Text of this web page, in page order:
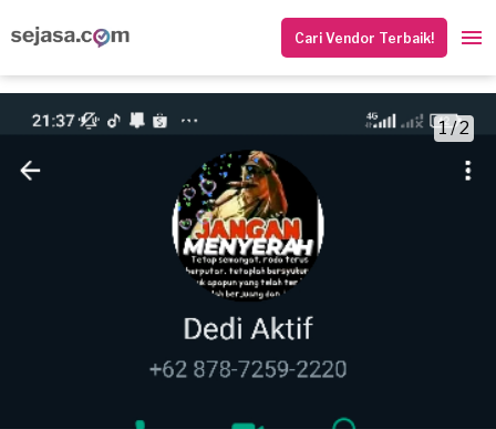
Cari Vendor Terbaik!
1 / 2